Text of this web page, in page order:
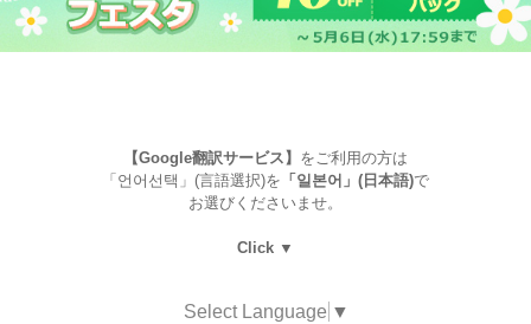
【Google翻訳サービス】 をご利用の方は
「언어선택」(言語選択)を 「일본어」(日本語)で
お選びくださいませ。
Click ▼
Select Language ▼